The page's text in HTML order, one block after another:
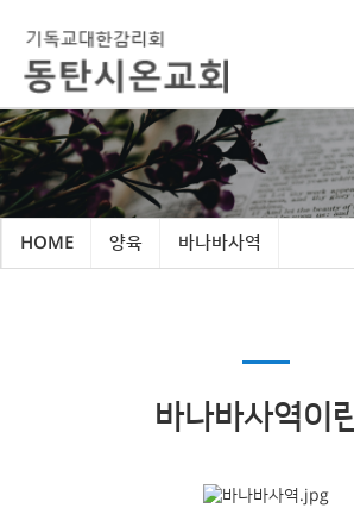
HOME 양육 바나바사역
바나바사역이